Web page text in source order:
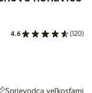
4.6 (120)
Sprievodca veľkosťami